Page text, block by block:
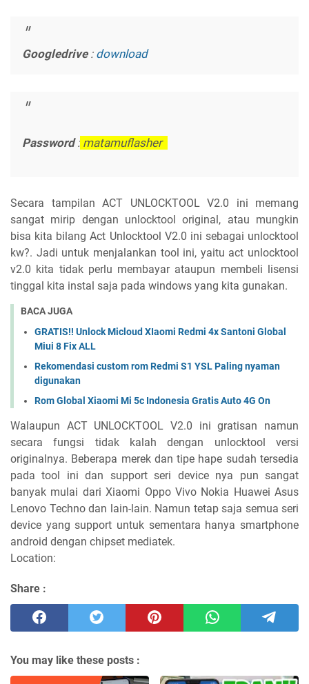
Googledrive: download
Password: matamuflasher
Secara tampilan ACT UNLOCKTOOL V2.0 ini memang
sangat mirip dengan unlocktool original, atau mungkin
bisa kita bilang Act Unlocktool V2.0 ini sebagai unlocktool
kw?. Jadi untuk menjalankan tool ini, yaitu act unlocktool
v2.0 kita tidak perlu membayar ataupun membeli lisensi
tinggal kita instal saja pada windows yang kita gunakan.
BACA JUGA
GRATIS!! Unlock Micloud XIaomi Redmi 4x Santoni Global
Miui 8 Fix ALL
Rekomendasi custom rom Redmi S1 YSL Paling nyaman
digunakan
Rom Global Xiaomi Mi 5c Indonesia Gratis Auto 4G On
Walaupun ACT UNLOCKTOOL V2.0 ini gratisan namun
secara fungsi tidak kalah dengan unlocktool versi
originalnya. Beberapa merek dan tipe hape sudah tersedia
pada tool ini dan support seri device nya pun sangat
banyak mulai dari Xiaomi Oppo Vivo Nokia Huawei Asus
Lenovo Techno dan lain-lain. Namun tetap saja semua seri
device yang support untuk sementara hanya smartphone
android dengan chipset mediatek.
Location:
Share :
You may like these posts :